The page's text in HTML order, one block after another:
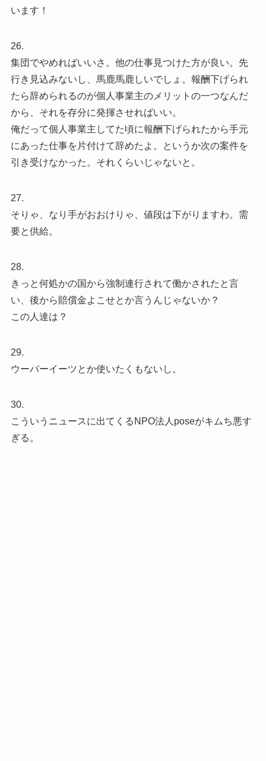
います！
26.
集団でやめればいいさ。他の仕事見つけた方が良い。先
行き見込みないし、馬鹿馬鹿しいでしょ。報酬下げられ
たら辞められるのが個人事業主のメリットの一つなんだ
から、それを存分に発揮させればいい。
俺だって個人事業主してた頃に報酬下げられたから手元
にあった仕事を片付けて辞めたよ。というか次の案件を
引き受けなかった。それくらいじゃないと。
27.
そりゃ、なり手がおおけりゃ、値段は下がりますわ。需
要と供給。
28.
きっと何処かの国から強制連行されて働かされたと言
い、後から賠償金よこせとか言うんじゃないか？
この人達は？
29.
ウーバーイーツとか使いたくもないし。
30.
こういうニュースに出てくるNPO法人poseがキムち悪す
ぎる。